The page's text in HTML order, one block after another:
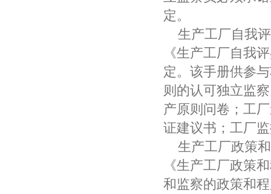
定。
生产工厂自我
《生产工厂自我
定。该手册供参
则的认可独立监
产原则问卷；工
证建议书；工厂
生产工厂政策
《生产工厂政策
和监察的政策和